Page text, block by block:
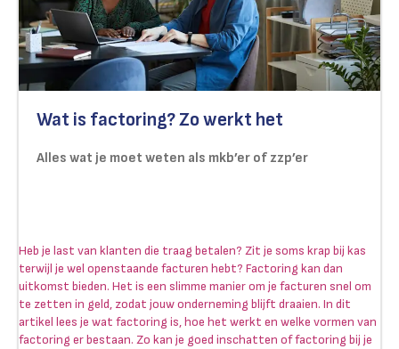
Wat is factoring? Zo werkt het
Alles wat je moet weten als mkb’er of zzp’er
Heb je last van klanten die traag betalen? Zit je soms krap bij kas
terwijl je wel openstaande facturen hebt? Factoring kan dan
uitkomst bieden. Het is een slimme manier om je facturen snel om
te zetten in geld, zodat jouw onderneming blijft draaien. In dit
artikel lees je wat factoring is, hoe het werkt en welke vormen van
factoring er bestaan. Zo kan je goed inschatten of factoring bij je